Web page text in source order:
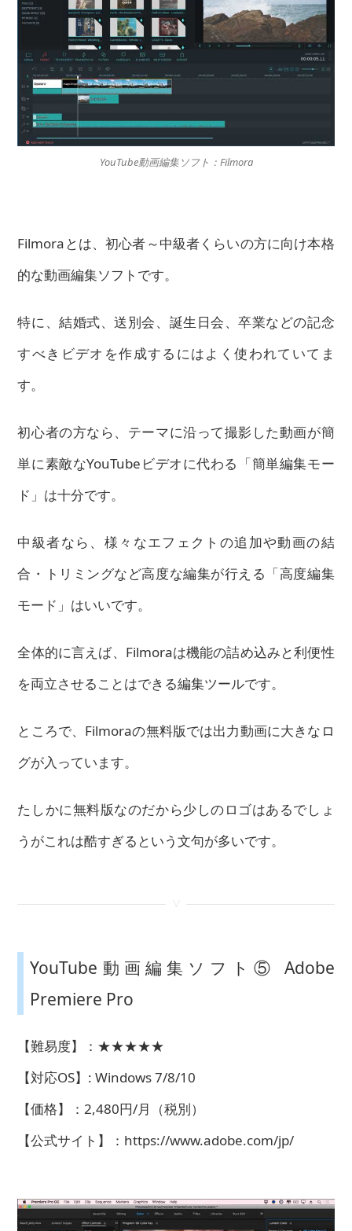
YouTube動画編集ソフト：Filmora
Filmoraとは、初心者～中級者くらいの方に向け本格
的な動画編集ソフトです。
特に、結婚式、送別会、誕生日会、卒業などの記念
すべきビデオを作成するにはよく使われていてま
す。
初心者の方なら、テーマに沿って撮影した動画が簡
単に素敵なYouTubeビデオに代わる「簡単編集モー
ド」は十分です。
中級者なら、様々なエフェクトの追加や動画の結
合・トリミングなど高度な編集が行える「高度編集
モード」はいいです。
全体的に言えば、Filmoraは機能の詰め込みと利便性
を両立させることはできる編集ツールです。
ところで、Filmoraの無料版では出力動画に大きなロ
グが入っています。
たしかに無料版なのだから少しのロゴはあるでしょ
うがこれは酷すぎるという文句が多いです。
YouTube動画編集ソフト⑤ Adobe
Premiere Pro
【難易度】：★★★★★
【対応OS】: Windows 7/8/10
【価格】：2,480円/月（税別）
【公式サイト】：https://www.adobe.com/jp/